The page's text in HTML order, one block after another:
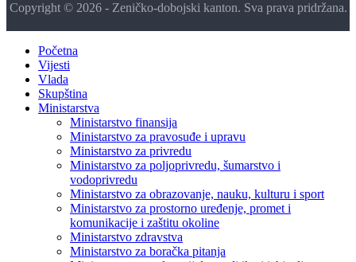
Copyright © 2026 - Zeničko-dobojski kanton. Sva prava pridržana.
Početna
Vijesti
Vlada
Skupština
Ministarstva
Ministarstvo finansija
Ministarstvo za pravosuđe i upravu
Ministarstvo za privredu
Ministarstvo za poljoprivredu, šumarstvo i
vodoprivredu
Ministarstvo za obrazovanje, nauku, kulturu i sport
Ministarstvo za prostorno uređenje, promet i
komunikacije i zaštitu okoline
Ministarstvo zdravstva
Ministarstvo za boračka pitanja